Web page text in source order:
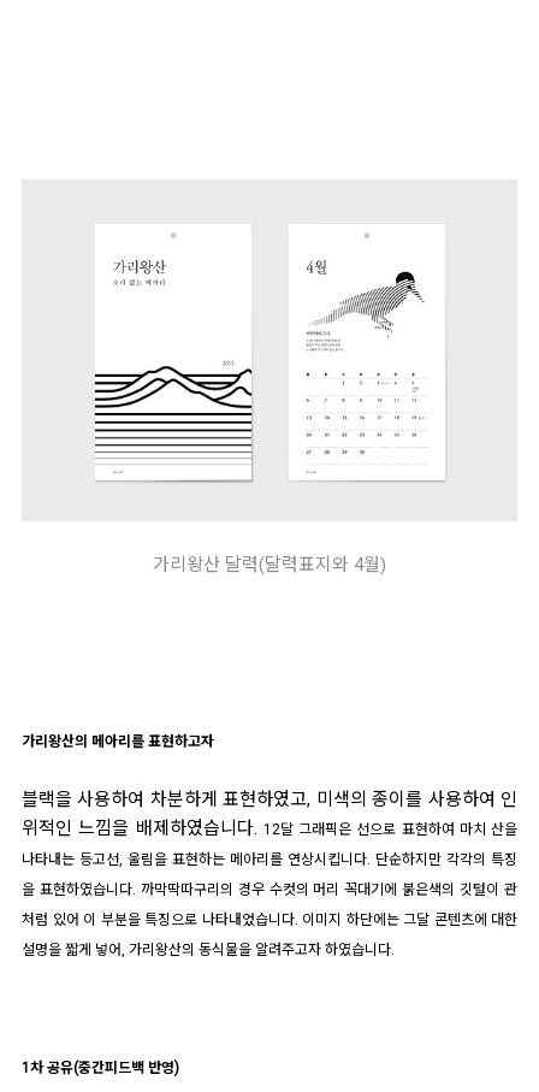
가리왕산 달력(달력표지와 4월)
가리왕산의 메아리를 표현하고자
블랙을 사용하여 차분하게 표현하였고, 미색의 종이를 사용하여 인
위적인 느낌을 배제하였습니다. 12달 그래픽은 선으로 표현하여 마치 산을
나타내는 등고선, 울림을 표현하는 메아리를 연상시킵니다. 단순하지만 각각의 특징
을 표현하였습니다. 까막딱따구리의 경우 수컷의 머리 꼭대기에 붉은색의 깃털이 관
처럼 있어 이 부분을 특징으로 나타내었습니다. 이미지 하단에는 그달 콘텐츠에 대한
설명을 짧게 넣어, 가리왕산의 동식물을 알려주고자 하였습니다.
1차 공유(중간피드백 반영)